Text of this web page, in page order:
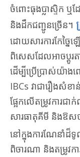
ចំពោះធុងប្លាស្ទិក ឬ
និងដឹកជញ្ជូនច្រើន។
ដោយសារការកែច្នៃ
ពិសេសដែលអាចប្ដូ
ដើម្បីប្រើប្រាស់យ៉ា
IBCs វាជារឿងសំខា
ផ្អែកលើតម្រូវការជា
សារធាតុគីមី និងឱស
នៅក្នុងការណែនាំ
ពិចារណា និងតម្រូវក